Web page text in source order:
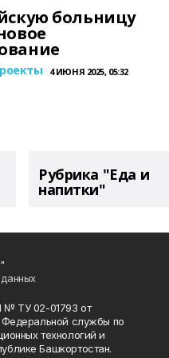
больницу
4 ИЮНЯ 2025, 05:32
Рубрика "Еда и
напитки"
№ ТУ 02-01793 от
Федеральной службы по
технологий и
Башкортостан.